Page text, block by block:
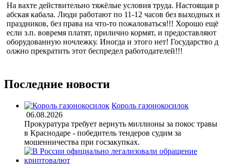
На вахте действительно тяжёлые условия труда. Настоящая р
абская кабала. Люди работают по 11-12 часов без выходных и
праздников, без права на что-то пожаловаться!!! Хорошо ещё
если з.п. вовремя платят, прилично кормят, и предоставляют
оборудованную ночлежку. Иногда и этого нет! Государство д
олжно прекратить этот беспредел работодателей!!!
Последние новости
Король газонокосилок
06.08.2026
Прокуратура требует вернуть миллионы за покос травы
в Краснодаре - победитель тендеров судим за
мошенничества при госзакупках.